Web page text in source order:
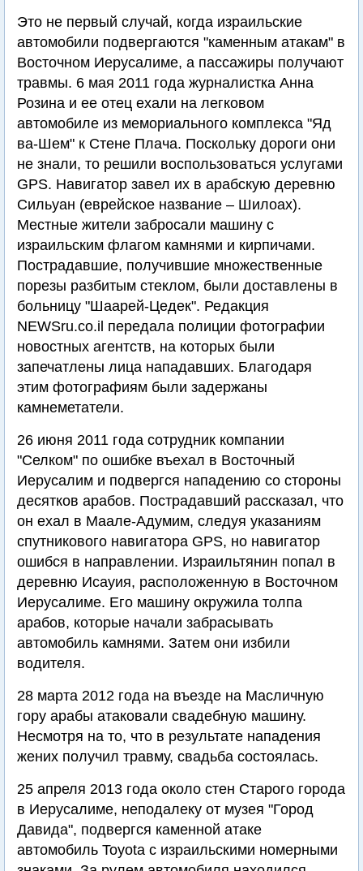
Это не первый случай, когда израильские
автомобили подвергаются "каменным атакам" в
Восточном Иерусалиме, а пассажиры получают
травмы. 6 мая 2011 года журналистка Анна
Розина и ее отец ехали на легковом
автомобиле из мемориального комплекса "Яд
ва-Шем" к Стене Плача. Поскольку дороги они
не знали, то решили воспользоваться услугами
GPS. Навигатор завел их в арабскую деревню
Сильуан (еврейское название – Шилоах).
Местные жители забросали машину с
израильским флагом камнями и кирпичами.
Пострадавшие, получившие множественные
порезы разбитым стеклом, были доставлены в
больницу "Шаарей-Цедек". Редакция
NEWSru.co.il передала полиции фотографии
новостных агентств, на которых были
запечатлены лица нападавших. Благодаря
этим фотографиям были задержаны
камнеметатели.
26 июня 2011 года сотрудник компании
"Селком" по ошибке въехал в Восточный
Иерусалим и подвергся нападению со стороны
десятков арабов. Пострадавший рассказал, что
он ехал в Маале-Адумим, следуя указаниям
спутникового навигатора GPS, но навигатор
ошибся в направлении. Израильтянин попал в
деревню Исауия, расположенную в Восточном
Иерусалиме. Его машину окружила толпа
арабов, которые начали забрасывать
автомобиль камнями. Затем они избили
водителя.
28 марта 2012 года на въезде на Масличную
гору арабы атаковали свадебную машину.
Несмотря на то, что в результате нападения
жених получил травму, свадьба состоялась.
25 апреля 2013 года около стен Старого города
в Иерусалиме, неподалеку от музея "Город
Давида", подвергся каменной атаке
автомобиль Toyota с израильскими номерными